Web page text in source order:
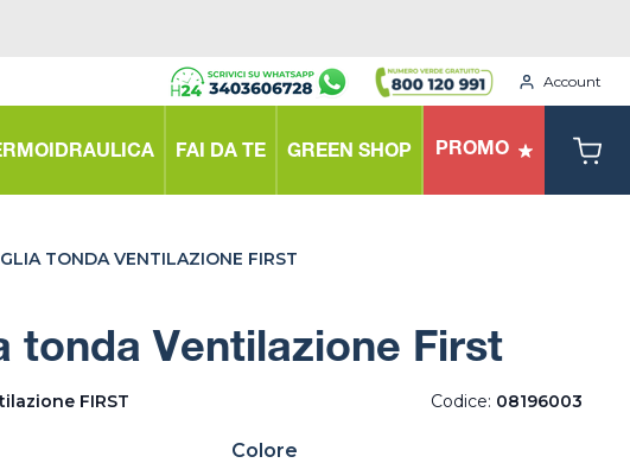
Account
FAI DA TE GREEN SHOP PROMO
TONDA VENTILAZIONE FIRST
tonda Ventilazione First
FIRST Codice: 08196003
Colore